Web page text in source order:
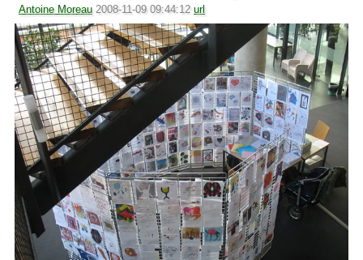
Antoine Moreau 2008-11-09 09:44:12 url